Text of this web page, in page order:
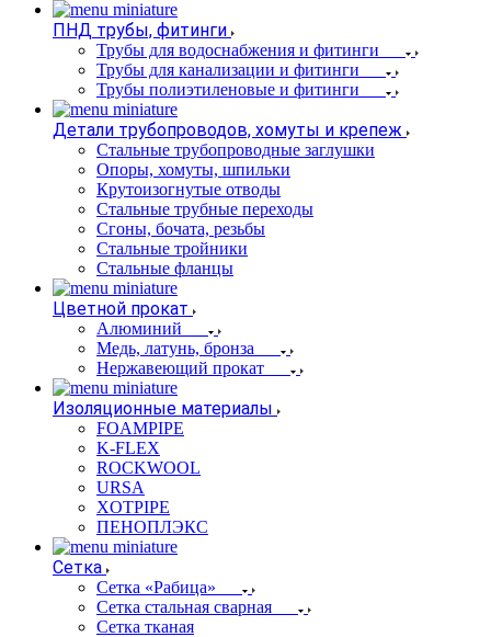
ПНД трубы, фитинги
Трубы для водоснабжения и фитинги
Трубы для канализации и фитинги
Трубы полиэтиленовые и фитинги
Детали трубопроводов, хомуты и крепеж
Стальные трубопроводные заглушки
Опоры, хомуты, шпильки
Крутоизогнутые отводы
Стальные трубные переходы
Сгоны, бочата, резьбы
Стальные тройники
Стальные фланцы
Цветной прокат
Алюминий
Медь, латунь, бронза
Нержавеющий прокат
Изоляционные материалы
FOAMPIPE
K-FLEX
ROCKWOOL
URSA
XOTPIPE
ПЕНОПЛЭКС
Сетка
Сетка «Рабица»
Сетка стальная сварная
Сетка тканая